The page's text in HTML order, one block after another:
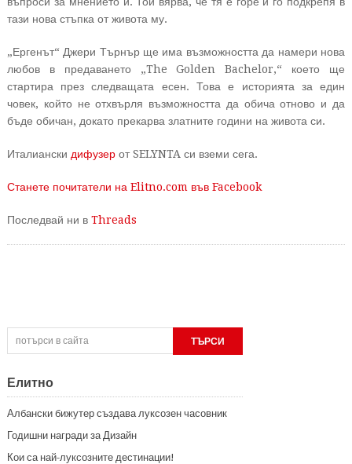
тази нова стъпка от живота му.
„Ергенът“ Джери Търнър ще има възможността да намери нова
любов в предаването „The Golden Bachelor,“ което ще
стартира през следващата есен. Това е историята за един
човек, който не отхвърля възможността да обича отново и да
бъде обичан, докато прекарва златните години на живота си.
Италиански дифузерот SELYNTA си вземи сега.
Станете почитатели на Elitno.com във Facebook
Последвай ни в Threads
Елитно
Албански бижутер създава луксозен часовник
Годишни награди за Дизайн
Кои са най-луксозните дестинации!